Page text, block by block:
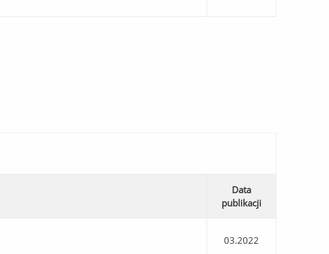
Data
publikacji
03.2022